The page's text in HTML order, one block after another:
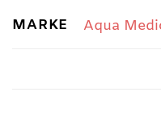
MARKE Aqua